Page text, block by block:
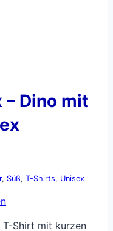
– Dino mit
, Süß, T-Shirts, Unisex
Shirt mit kurzen